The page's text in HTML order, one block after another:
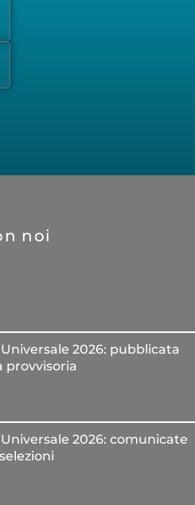
noi
Universale 2026: pubblicata
provvisoria
Universale 2026: comunicate